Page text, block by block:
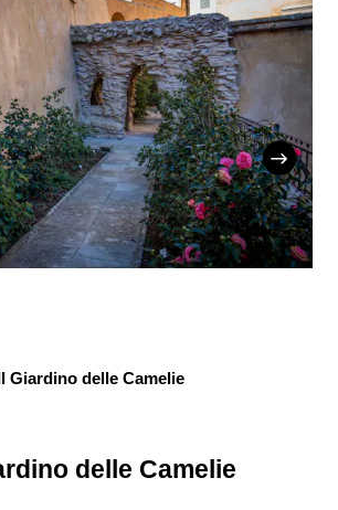
Giardino delle Camelie
delle Camelie